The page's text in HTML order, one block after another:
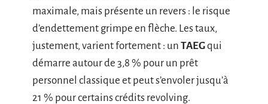
maximale, mais présente un revers : le risque
d’endettement grimpe en flèche. Les taux,
justement, varient fortement : un TAEGqui
démarre autour de 3,8 % pour un prêt
personnel classique et peut s’envoler jusqu’à
21 % pour certains crédits revolving.